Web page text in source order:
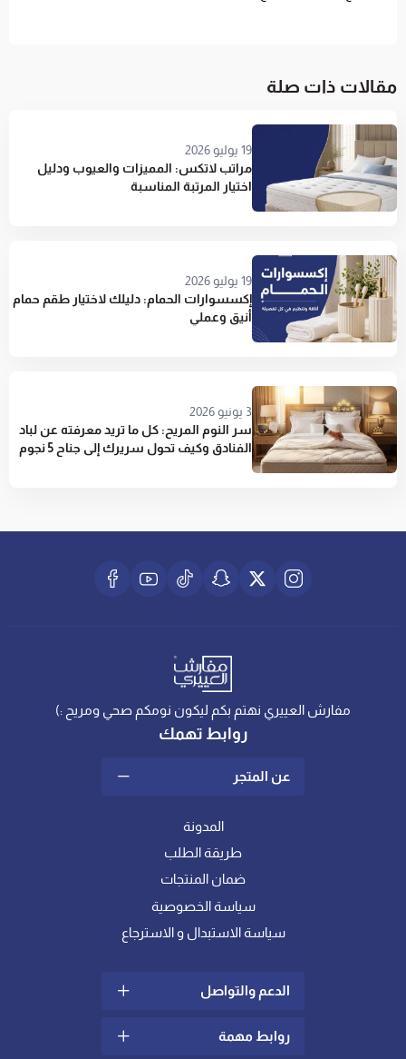
مقالات ذات صلة
19 يوليو 2026
مراتب لاتكس: المميزات والعيوب ودليل
اختيار المرتبة المناسبة
19 يوليو 2026
إكسسوارات الحمام: دليلك لاختيار طقم حمام
أنيق وعملي
3 يونيو 2026
سر النوم المريح: كل ما تريد معرفته عن لباد
الفنادق وكيف تحول سريرك إلى جناح 5 نجوم
مفارش العييري نهتم بكم ليكون نومكم صحي ومريح :)
روابط تهمك
عن المتجر
المدونة
طريقة الطلب
ضمان المنتجات
سياسة الخصوصية
سياسة الاستبدال و الاسترجاع
الدعم والتواصل
سياسة الشحن والتوصيل
روابط مهمة